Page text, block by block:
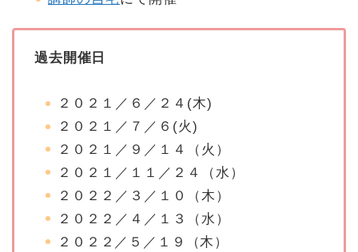
過去開催日
２０２１／６／２４(木)
２０２１／７／６(火)
２０２１／９／１４（火）
２０２１／１１／２４（水）
２０２２／３／１０（木）
２０２２／４／１３（水）
２０２２／５／１９（木）